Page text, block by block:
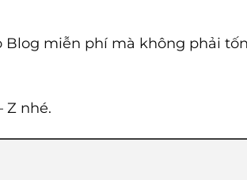
miễn phí mà không phải
Z nhé.